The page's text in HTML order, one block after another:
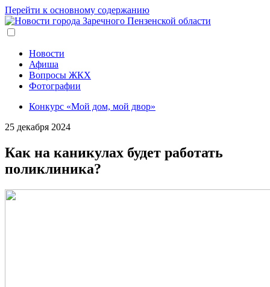
Перейти к основному содержанию
Новости
Афиша
Вопросы ЖКХ
Фотографии
Конкурс «Мой дом, мой двор»
25 декабря 2024
Как на каникулах будет работать
поликлиника?